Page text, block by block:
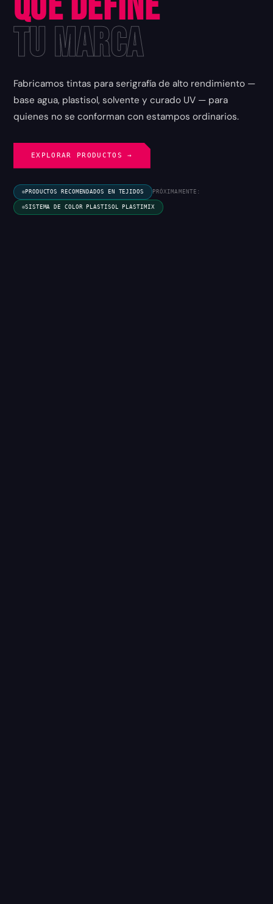
tu Marca
Fabricamos tintas para serigrafía de alto rendimiento —
base agua, plastisol, solvente y curado UV — para
quienes no se conforman con estampos ordinarios.
EXPLORAR PRODUCTOS →
PRODUCTOS RECOMENDADOS EN TEJIDOS PRÓXIMAMENTE:
SISTEMA DE COLOR PLASTISOL PLASTIMIX